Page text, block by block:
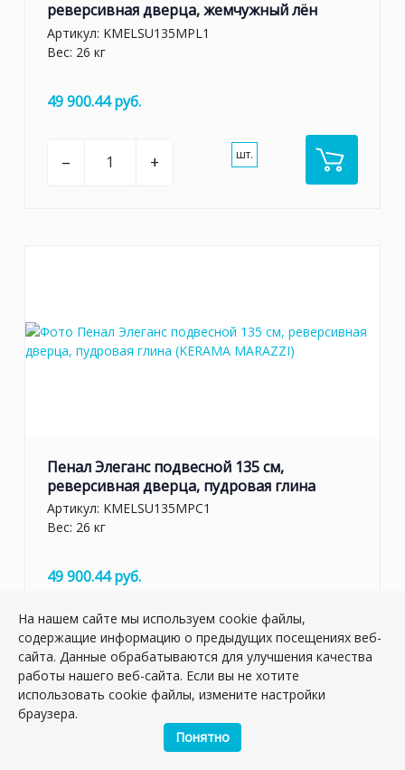
реверсивная дверца, жемчужный лён
Артикул: KMELSU135MPL1
Вес: 26 кг
49 900.44 руб.
– + шт.
Пенал Элеганс подвесной 135 см,
реверсивная дверца, пудровая глина
Артикул: KMELSU135MPC1
Вес: 26 кг
49 900.44 руб.
– +
СМЕСИТЕЛЬ ДЛЯ ВАННЫ
На нашем сайте мы используем cookie файлы,
содержащие информацию о предыдущих посещениях веб-
сайта. Данные обрабатываются для улучшения качества
работы нашего веб-сайта. Если вы не хотите
использовать cookie файлы, измените настройки
браузера.
Понятно